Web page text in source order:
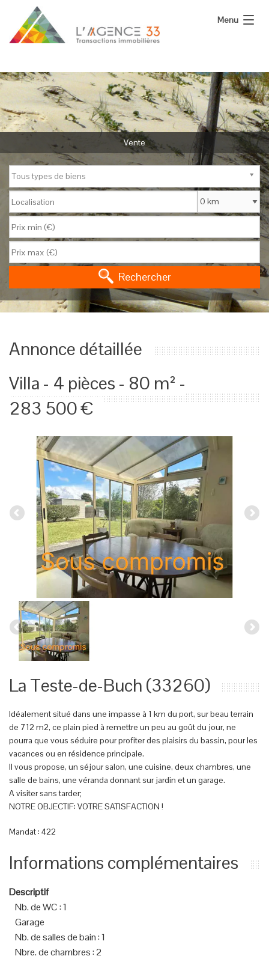
Menu
Nos Biens
Vous Vendez
Calculatrices
Actualité
Contact
Vente
Tous types de biens
Rechercher
Annonce détaillée
Villa - 4 pièces - 80 m² -
283 500 €
La Teste-de-Buch (33260)
Idéalement situé dans une impasse à 1 km du port, sur beau terrain
de 712 m2, ce plain pied à remettre un peu au goût du jour, ne
pourra que vous séduire pour profiter des plaisirs du bassin, pour les
vacances ou en résidence principale.
Il vous propose, un séjour salon, une cuisine, deux chambres, une
salle de bains, une véranda donnant sur jardin et un garage.
A visiter sans tarder;
NOTRE OBJECTIF: VOTRE SATISFACTION !
Mandat : 422
Informations complémentaires
Descriptif
Nb. de WC:1
Garage
Nb. de salles de bain:1
Nbre. de chambres:2